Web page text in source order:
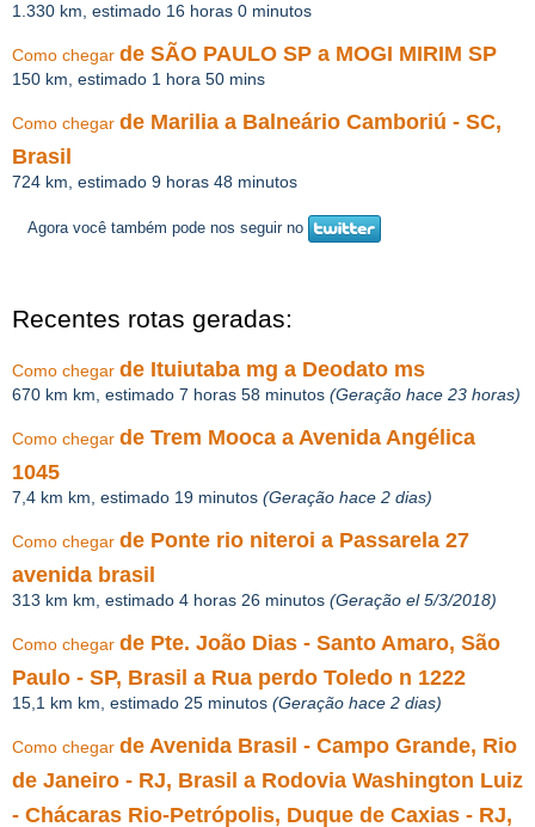
1.330 km, estimado 16 horas 0 minutos
Como chegar de SÃO PAULO SP a MOGI MIRIM SP
150 km, estimado 1 hora 50 mins
Como chegar de Marilia a Balneário Camboriú - SC,
Brasil
724 km, estimado 9 horas 48 minutos
Agora você também pode nos seguir no
Recentes rotas geradas:
Como chegar de Ituiutaba mg a Deodato ms
670 km km, estimado 7 horas 58 minutos (Geração hace 23 horas)
Como chegar de Trem Mooca a Avenida Angélica
1045
7,4 km km, estimado 19 minutos (Geração hace 2 dias)
Como chegar de Ponte rio niteroi a Passarela 27
avenida brasil
313 km km, estimado 4 horas 26 minutos (Geração el 5/3/2018)
Como chegar de Pte. João Dias - Santo Amaro, São
Paulo - SP, Brasil a Rua perdo Toledo n 1222
15,1 km km, estimado 25 minutos (Geração hace 2 dias)
Como chegar de Avenida Brasil - Campo Grande, Rio
de Janeiro - RJ, Brasil a Rodovia Washington Luiz
- Chácaras Rio-Petrópolis, Duque de Caxias - RJ,